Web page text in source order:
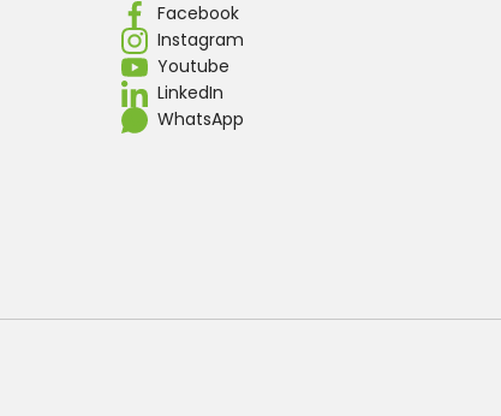
Facebook
Instagram
Youtube
LinkedIn
WhatsApp